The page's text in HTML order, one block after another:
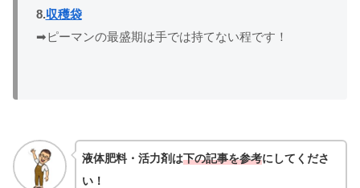
8.収穫袋
➡ピーマンの最盛期は手では持てない程です！
液体肥料・活力剤は下の記事を参考にしてくださ
い！